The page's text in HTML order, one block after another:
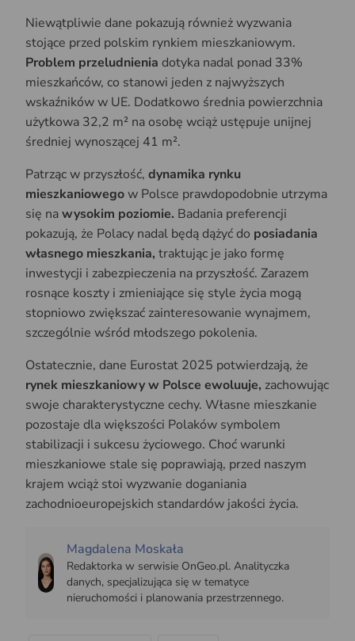
Niewątpliwie dane pokazują również wyzwania
stojące przed polskim rynkiem mieszkaniowym.
Problem przeludnienia dotyka nadal ponad 33%
mieszkańców, co stanowi jeden z najwyższych
wskaźników w UE. Dodatkowo średnia powierzchnia
użytkowa 32,2 m² na osobę wciąż ustępuje unijnej
średniej wynoszącej 41 m².
Patrząc w przyszłość, dynamika rynku
mieszkaniowegow Polsce prawdopodobnie utrzyma
się nawysokim poziomie. Badania preferencji
pokazują, że Polacy nadal będą dążyć do posiadania
własnego mieszkania, traktując je jako formę
inwestycji i zabezpieczenia na przyszłość. Zarazem
rosnące koszty i zmieniające się style życia mogą
stopniowo zwiększać zainteresowanie wynajmem,
szczególnie wśród młodszego pokolenia.
Ostatecznie, dane Eurostat 2025 potwierdzają, że
rynek mieszkaniowy w Polsce ewoluuje, zachowując
swoje charakterystyczne cechy. Własne mieszkanie
pozostaje dla większości Polaków symbolem
stabilizacji i sukcesu życiowego. Choć warunki
mieszkaniowe stale się poprawiają, przed naszym
krajem wciąż stoi wyzwanie doganiania
zachodnioeuropejskich standardów jakości życia.
Magdalena Moskała
Redaktorka w serwisie OnGeo.pl. Analityczka
danych, specjalizująca się w tematyce
nieruchomości i planowania przestrzennego.